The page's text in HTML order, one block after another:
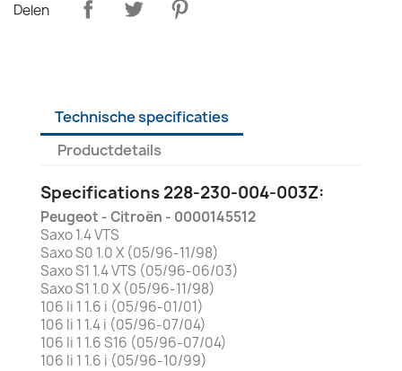
Delen
Technische specificaties
Productdetails
Specifications 228-230-004-003Z:
Peugeot - Citroën - 0000145512
Saxo 1.4 VTS
Saxo S0 1.0 X (05/96-11/98)
Saxo S1 1.4 VTS (05/96-06/03)
Saxo S1 1.0 X (05/96-11/98)
106 Ii 1 1.6 i (05/96-01/01)
106 Ii 1 1.4 i (05/96-07/04)
106 Ii 1 1.6 S16 (05/96-07/04)
106 Ii 1 1.6 i (05/96-10/99)